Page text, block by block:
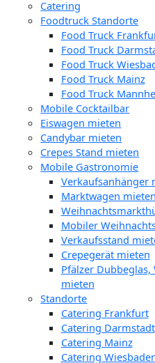
Catering
Foodtruck Standorte
Food Truck
Food Truck
Food Truck
Food Truck Mainz
Food Truck
Mobile Cocktailbar
Eiswagen mieten
Candybar mieten
Crepes Stand mieten
Mobile Gastronomie
Verkaufsanhänger
Marktwagen mieten
Mobiler
Verkaufsstand
Crepegerät mieten
Pfälzer
mieten
Standorte
Catering Frankfurt
Catering Darmstadt
Catering Mainz
Catering